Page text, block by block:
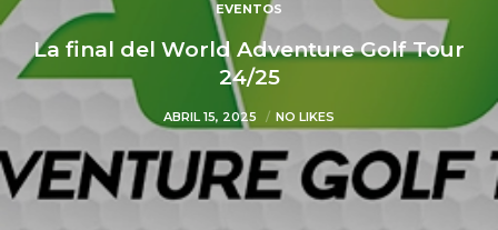
EVENTOS
La final del World Adventure Golf Tour
24/25
ABRIL 15, 2025 NO LIKES